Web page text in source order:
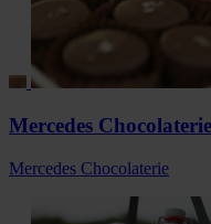
Mercedes Chocolaterie
Mercedes Chocolaterie